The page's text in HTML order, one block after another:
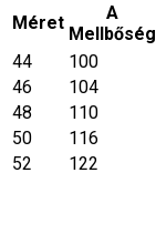
Méret
A
Mellbőség
44
100
46
104
48
110
50
116
52
122